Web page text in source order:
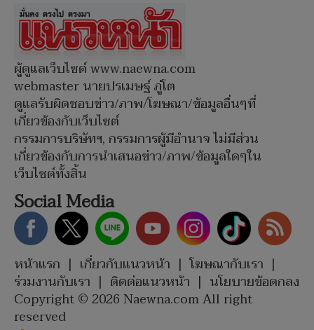
ผู้ดูแลเว็บไซต์ www.naewna.com
webmaster นายปรเมษฐ์ ภู่โต
ดูแลรับผิดชอบข่าว/ภาพ/โฆษณา/ข้อมูลอื่นๆที่
เกี่ยวข้องกับเว็บไซต์
กรรมการบริษัทฯ, กรรมการผู้มีอำนาจ ไม่มีส่วน
เกี่ยวข้องกับการนำเสนอข่าว/ภาพ/ข้อมูลใดๆใน
เว็บไซต์ทั้งสิ้น
Social Media
หน้าแรก | เกี่ยวกับแนวหน้า | โฆษณากับเรา |
ร่วมงานกับเรา | ติดต่อแนวหน้า | นโยบายข้อตกลง
Copyright © 2026 Naewna.com All right
reserved